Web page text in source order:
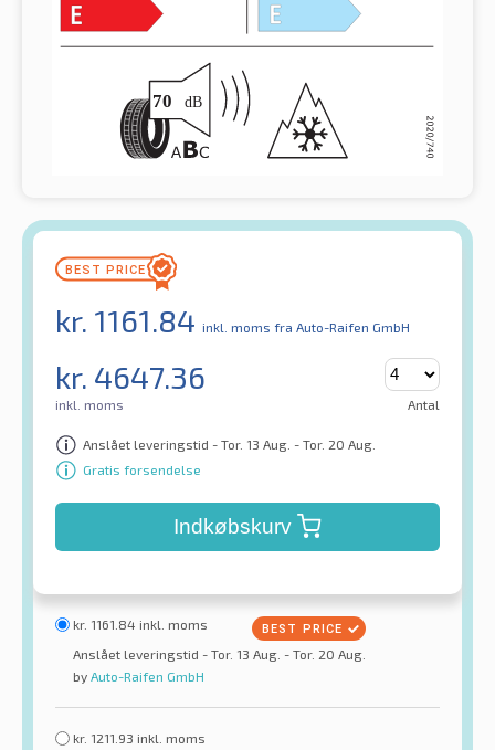
kr. 1161.84 inkl. moms fra Auto-Raifen GmbH
kr. 4647.36
inkl. moms Antal
Anslået leveringstid - Tor. 13 Aug. - Tor. 20 Aug.
Gratis forsendelse
Indkøbskurv
kr. 1161.84 inkl. moms
Anslået leveringstid - Tor. 13 Aug. - Tor. 20 Aug.
by Auto-Raifen GmbH
kr. 1211.93 inkl. moms